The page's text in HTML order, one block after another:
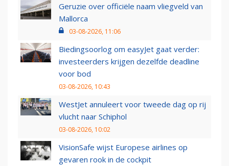
Geruzie over officiële naam vliegveld van
Mallorca
03-08-2026, 11:06
Biedingsoorlog om easyJet gaat verder:
investeerders krijgen dezelfde deadline
voor bod
03-08-2026, 10:43
WestJet annuleert voor tweede dag op rij
vlucht naar Schiphol
03-08-2026, 10:02
VisionSafe wijst Europese airlines op
gevaren rook in de cockpit